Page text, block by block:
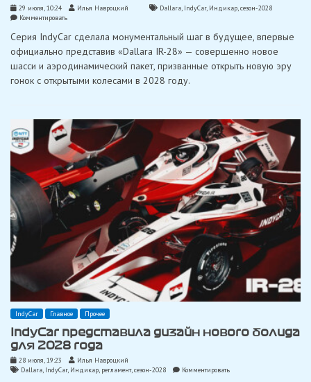
29 июля, 10:24 Илья Навроцкий Dallara, IndyCar, Индикар,сезон-2028
Комментироватьon
IndyCar
на
презентацию
«IR-
Серия IndyCar сделала монументальный шаг в будущее, впервые
официально представив «Dallara IR-28» — совершенно новое
шасси и аэродинамический пакет, призванные открыть новую эру
гонок с открытыми колесами в 2028 году.
IndyCar Главное Прочее
IndyCar представила дизайн нового болида
для 2028 года
28 июля, 19:23
Илья Навроцкий
Dallara, IndyCar, Индикар, регламент,сезон-2028 Комментироватьon